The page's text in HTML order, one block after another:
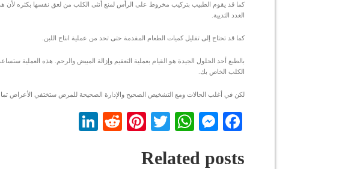
كما قد يقوم الطبيب بتركيب مخروط على الرأس لمنع أنثى الكلب من لعق نفسها بكثره لأن
الغدد الثديية.
كما قد تحتاج إلى تقليل كميات الطعام المقدمة حتى تحد من عملية انتاج اللبن.
بالطبع أحد الحلول الجيدة هو القيام بعملية التعقيم وإزالة المبيض والرحم. هذه العملية
الكلب الخاص بك.
لكن في أغلب الحالات ومع التشخيص الصحيح والإدارة الصحيحة للمرض ستختفي الأعراض
Facebook
Messenger
WhatsApp
Twitter
Pinterest
Reddit
Related posts